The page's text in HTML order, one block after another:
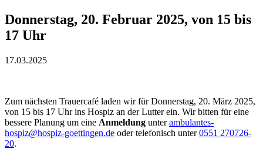
Donnerstag, 20. Februar 2025, von 15 bis
17 Uhr
17.03.2025
Zum nächsten Trauercafé laden wir für Donnerstag, 20. März 2025,
von 15 bis 17 Uhr ins Hospiz an der Lutter ein. Wir bitten für eine
bessere Planung um eine Anmeldung unterambulantes-
hospiz@hospiz-goettingen.de oder telefonisch unter0551 270726-
20.